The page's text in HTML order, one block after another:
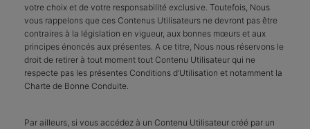
votre choix et de votre responsabilité exclusive. Toutefois, Nous
vous rappelons que ces Contenus Utilisateurs ne devront pas être
contraires à la législation en vigueur, aux bonnes mœurs et aux
principes énoncés aux présentes. A ce titre, Nous nous réservons le
droit de retirer à tout moment tout Contenu Utilisateur qui ne
respecte pas les présentes Conditions d’Utilisation et notamment la
Charte de Bonne Conduite.
Par ailleurs, si vous accédez à un Contenu Utilisateur créé par un